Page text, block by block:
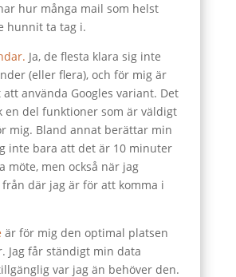
hur många mail som helst
hunnit ta tag i.
Ja, de flesta klara sig inte
(eller flera), och för mig är
använda Googles variant. Det
en del funktioner som är väldigt
mig. Bland annat berättar min
inte bara att det är 10 minuter
möte, men också när jag
från där jag är för att komma i
är för mig den optimal platsen
Jag får ständigt min data
var jag än behöver den.